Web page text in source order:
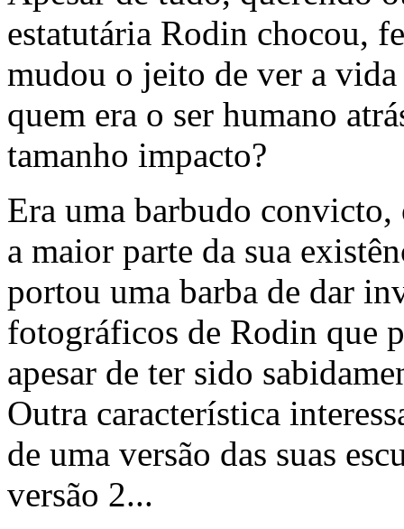
estatutária Rodin chocou,
mudou o jeito de ver a
quem era o ser humano
tamanho impacto?
Era uma barbudo convicto,
a maior parte da sua
portou uma barba de dar
fotográficos de Rodin que
apesar de ter sido
Outra característica
de uma versão das suas
versão 2...